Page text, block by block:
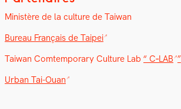
Min­istère de la cul­ture de Tai­wan
Bureau Français de Taipei
Tai­wan Comtem­po­rary Cul­ture Lab “ C‑LAB ”
Urban Tai-Ouan